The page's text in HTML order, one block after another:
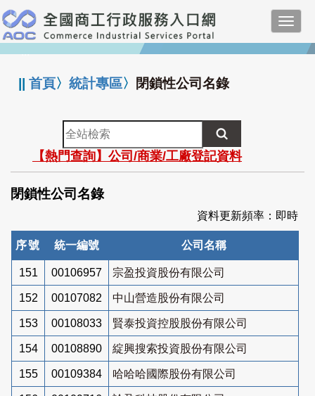
跳
到
主
要
:::
||首頁〉統計專區〉 閉鎖性公司名錄
全
站
檢
索
【熱門查詢】公司/商業/工廠登記資料
閉鎖性公司名錄
資料更新頻率：即時
序號 統一編號 公司名稱
151 00106957 宗盈投資股份有限公司
152 00107082 中山營造股份有限公司
153 00108033 賢泰投資控股股份有限公司
154 00108890 綻興搜索投資股份有限公司
155 00109384 哈哈哈國際股份有限公司